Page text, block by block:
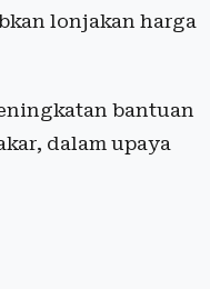
lonjakan harga
bantuan
dalam upaya